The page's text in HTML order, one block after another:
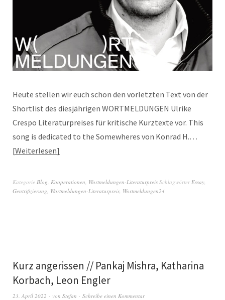
Heute stellen wir euch schon den vorletzten Text von der
Shortlist des diesjährigen WORTMELDUNGEN Ulrike
Crespo Literaturpreises für kritische Kurztexte vor. This
song is dedicated to the Somewheres von Konrad H.…
Weiterlesen
Kategorie Blog Kooperationen Wortmeldungen-Literaturpreis Schlagwörter Essay
Gentrifizierung Wortmeldungen-Literaturpreis Wortmeldungen24
Kurz angerissen // Pankaj Mishra, Katharina
Korbach, Leon Engler
23. April 2022 von Stefan Schreibe einen Kommentar